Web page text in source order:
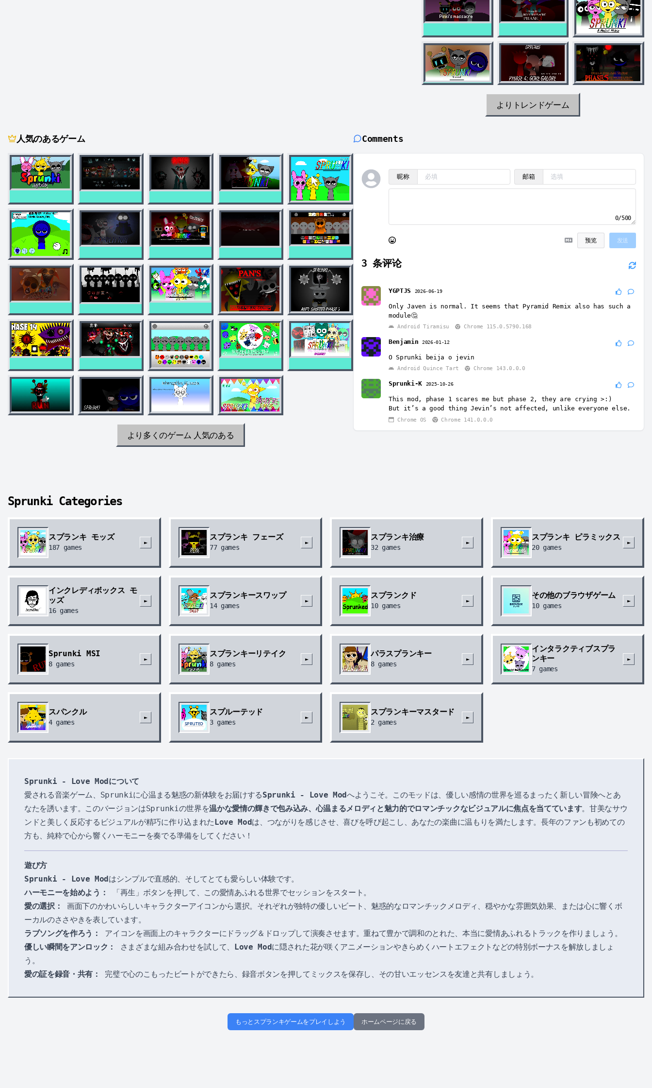
よりトレンドゲーム
人気のあるゲーム
より多くのゲーム 人気のある
Comments
昵称 邮箱
0/500
预览 发送
3 条评论
YGPTJS 2026-06-19
Only Javen is normal. It seems that Pyramid Remix also has such a
module🤔
Android Tiramisu Chrome 115.0.5790.168
Benjamin2026-01-12
O Sprunki beija o jevin
Android Quince Tart Chrome 143.0.0.0
Sprunki-K 2025-10-26
This mod, phase 1 scares me but phase 2, they are crying >:)
But it’s a good thing Jevin’s not affected, unlike everyone else.
Chrome OS Chrome 141.0.0.0
Sprunki Categories
スプランキ モッズ
187 games
►
スプランキ フェーズ
77games
►
スプランキ治療
32 games
►
スプランキ ピラミックス
20games
►
インクレディボックス モ
ッズ
16games
►
スプランキースワップ
14games
►
スプランクド
10games
►
その他のブラウザゲーム
10games
►
Sprunki MSI
8games
►
スプランキーリテイク
8games
►
パラスプランキー
8games
►
インタラクティブスプラ
ンキー
7games
►
スパンクル
4games
►
スプルーテッド
3games
►
スプランキーマスタード
2 games
►
Sprunki - Love Modについて
愛される音楽ゲーム、Sprunkiに心温まる魅惑の新体験をお届けするSprunki - Love Modへようこそ。このモッドは、優しい感情の世界を巡るまったく新しい冒険へとあ
なたを誘います。このバージョンはSprunkiの世界を温かな愛情の輝きで包み込み、心温まるメロディと魅力的でロマンチックなビジュアルに焦点を当てています。甘美なサウ
ンドと美しく反応するビジュアルが精巧に作り込まれた Love Modは、つながりを感じさせ、喜びを呼び起こし、あなたの楽曲に温もりを満たします。長年のファンも初めての
方も、純粋で心から響くハーモニーを奏でる準備をしてください！
遊び方
Sprunki - Love Mod はシンプルで直感的、そしてとても愛らしい体験です。
ハーモニーを始めよう：
「再生」ボタンを押して、この愛情あふれる世界でセッションをスタート。
愛の選択：
画面下のかわいらしいキャラクターアイコンから選択。それぞれが独特の優しいビート、魅惑的なロマンチックメロディ、穏やかな雰囲気効果、または心に響くボ
ーカルのささやきを表しています。
ラブソングを作ろう：
アイコンを画面上のキャラクターにドラッグ＆ドロップして演奏させます。重ねて豊かで調和のとれた、本当に愛情あふれるトラックを作りましょう。
優しい瞬間をアンロック：
さまざまな組み合わせを試して、 Love Modに隠された花が咲くアニメーションやきらめくハートエフェクトなどの特別ボーナスを解放しましょ
う。
愛の証を録音・共有：
完璧で心のこもったビートができたら、録音ボタンを押してミックスを保存し、その甘いエッセンスを友達と共有しましょう。
もっとスプランキゲームをプレイしよう ホームページに戻る